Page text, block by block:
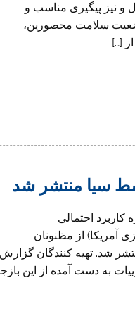
و نیز پیگیری مناسب و
سلامت محصورین،
[…]
سیا منتشر شد
کاربرد احتمالی
آمریکا) از مظنونان
شد. تهیه کنندگان
به دست آمده از این